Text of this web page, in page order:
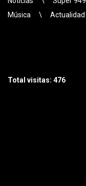
Música
\ Actualidad
Total visitas: 476